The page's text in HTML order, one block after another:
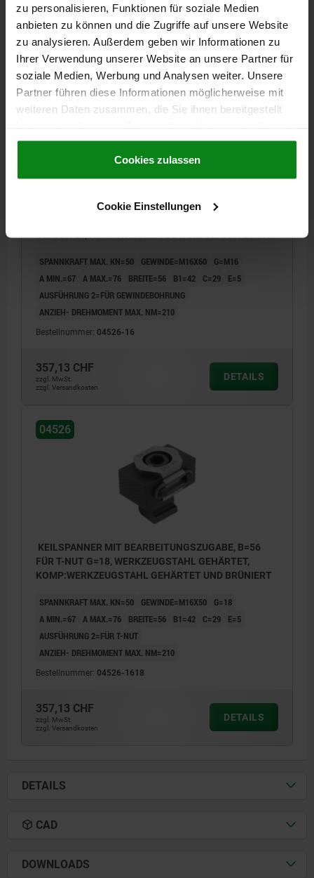
zu personalisieren, Funktionen für soziale Medien
anbieten zu können und die Zugriffe auf unsere Website
zu analysieren. Außerdem geben wir Informationen zu
Ihrer Verwendung unserer Website an unsere Partner für
soziale Medien, Werbung und Analysen weiter. Unsere
Partner führen diese Informationen möglicherweise mit
weiteren Daten zusammen, die Sie ihnen bereitgestellt
gesammelt haben.Cookie Richtlinien
Datenschutz|AGB
Cookies zulassen
Cookie Einstellungen
264,28 CHF
zzgl. MwSt.
zzgl. Versandkosten
DETAILS
04526
KEILSPANNER MIT BEARBEITUNGSZUGABE, B=56
SPANNKRAFT MAX. KN=50 GEWINDE=M16X60
G=M16
A MIN.=67
A MAX.=76 BREITE=56 B1=42 C=29
E=5
AUSFÜHRUNG 2=FÜR GEWINDEBOHRUNG
ANZIEH- DREHMOMENT MAX. NM=210
Bestellnummer: 04526-16
357,13 CHF
zzgl. MwSt.
zzgl. Versandkosten
DETAILS
04526
KEILSPANNER MIT BEARBEITUNGSZUGABE, B=56
FÜR T-NUT G=18, WERKZEUGSTAHL GEHÄRTET,
KOMP:WERKZEUGSTAHL GEHÄRTET UND BRÜNIERT
SPANNKRAFT MAX. KN=50 GEWINDE=M16X50
G=18
A MIN.=67 A MAX.=76 BREITE=56 B1=42 C=29
E=5
AUSFÜHRUNG 2=FÜR T-NUT
ANZIEH- DREHMOMENT MAX. NM=210
Bestellnummer: 04526-1618
357,13 CHF
zzgl. MwSt.
zzgl. Versandkosten
DETAILS
DETAILS
CAD
DOWNLOADS